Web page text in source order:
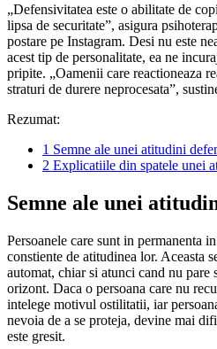
„Defensivitatea este o abilitate de
lipsa de securitate”, asigura
postare pe Instagram. Desi nu este
acest tip de personalitate, ea ne
pripite. „Oamenii care reactioneaza
straturi de durere neprocesata”,
Rezumat:
1 Semne ale unei atitudini
2 Explicatiile din spatele unei
Semne ale unei
Persoanele care sunt in permanenta
constiente de atitudinea lor. Aceasta
automat, chiar si atunci cand nu pare
orizont. Daca o persoana care nu
intelege motivul ostilitatii, iar
nevoia de a se proteja, devine mai
este gresit.